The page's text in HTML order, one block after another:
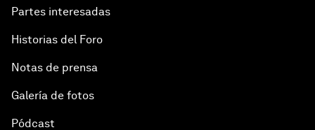
Partes interesadas
Historias del Foro
Notas de prensa
Galería de fotos
Pódcast